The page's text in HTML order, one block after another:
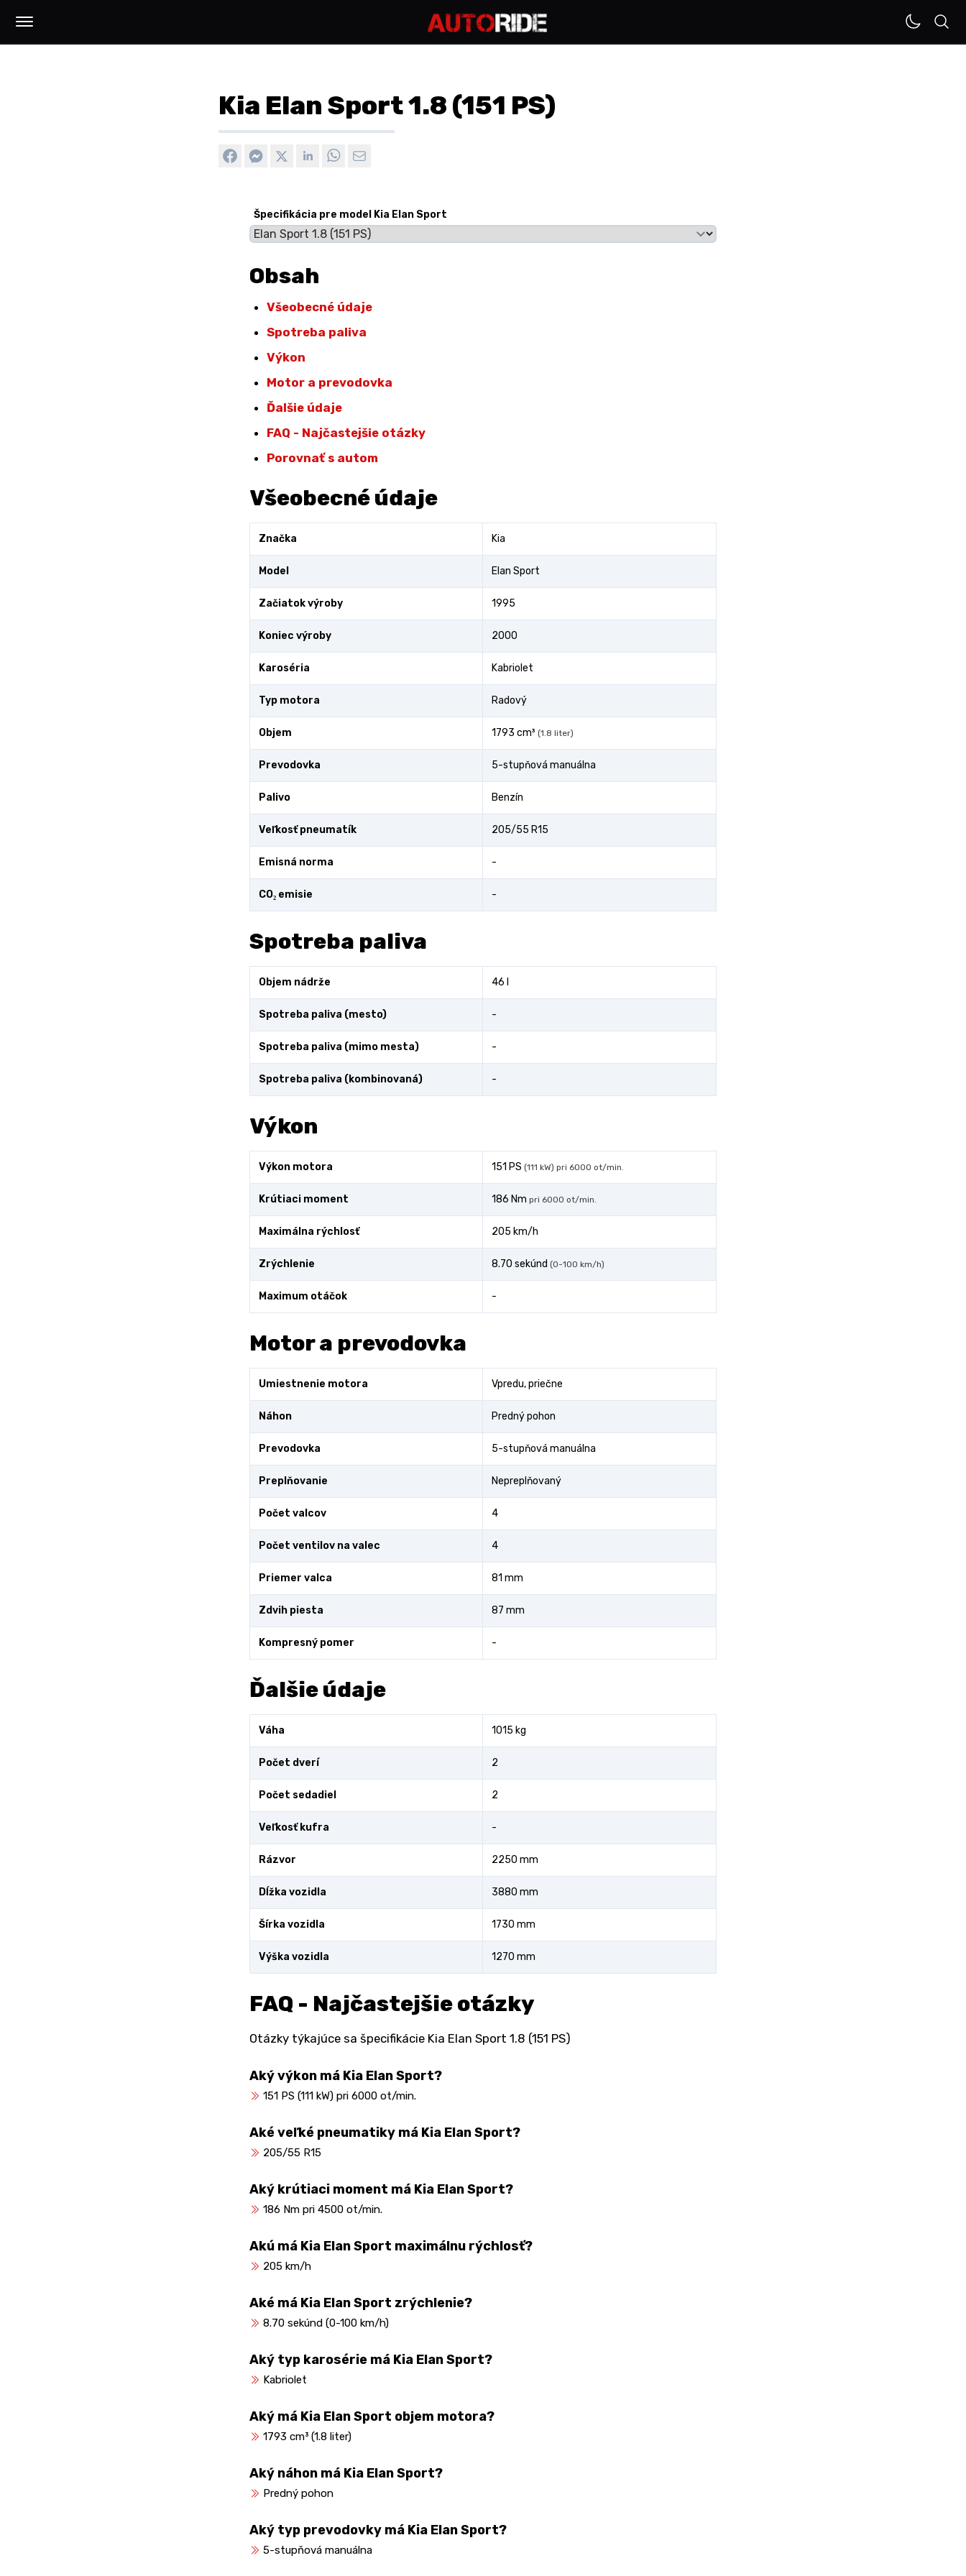
Kia Elan Sport 1.8 (151 PS)
Špecifikácia pre model Kia Elan Sport
Obsah
Všeobecné údaje
Spotreba paliva
Výkon
Motor a prevodovka
Ďalšie údaje
FAQ - Najčastejšie otázky
Porovnať s autom
Všeobecné údaje
Značka Kia
Model Elan Sport
Začiatok výroby 1995
Koniec výroby 2000
Karoséria Kabriolet
Typ motora Radový
Objem 1793 cm³ (1.8 liter)
Prevodovka 5-stupňová manuálna
Palivo Benzín
Veľkosť pneumatík 205/55 R15
Emisná norma -
CO₂ emisie -
Spotreba paliva
Objem nádrže 46 l
Spotreba paliva (mesto) -
Spotreba paliva (mimo mesta) -
Spotreba paliva (kombinovaná) -
Výkon
Výkon motora 151 PS (111 kW) pri 6000 ot/min.
Krútiaci moment 186 Nm pri 6000 ot/min.
Maximálna rýchlosť 205 km/h
Zrýchlenie 8.70 sekúnd (0-100 km/h)
Maximum otáčok -
Motor a prevodovka
Umiestnenie motora Vpredu, priečne
Náhon Predný pohon
Prevodovka 5-stupňová manuálna
Preplňovanie Nepreplňovaný
Počet valcov 4
Počet ventilov na valec 4
Priemer valca 81 mm
Zdvih piesta 87 mm
Kompresný pomer -
Ďalšie údaje
Váha 1015 kg
Počet dverí 2
Počet sedadiel 2
Veľkosť kufra -
Rázvor 2250 mm
Dĺžka vozidla 3880 mm
Šírka vozidla 1730 mm
Výška vozidla 1270 mm
FAQ - Najčastejšie otázky
Otázky týkajúce sa špecifikácie Kia Elan Sport 1.8 (151 PS)
Aký výkon má Kia Elan Sport?
151 PS (111 kW) pri 6000 ot/min.
Aké veľké pneumatiky má Kia Elan Sport?
205/55 R15
Aký krútiaci moment má Kia Elan Sport?
186 Nm pri 4500 ot/min.
Akú má Kia Elan Sport maximálnu rýchlosť?
205 km/h
Aké má Kia Elan Sport zrýchlenie?
8.70 sekúnd (0-100 km/h)
Aký typ karosérie má Kia Elan Sport?
Kabriolet
Aký má Kia Elan Sport objem motora?
1793 cm³ (1.8 liter)
Aký náhon má Kia Elan Sport?
Predný pohon
Aký typ prevodovky má Kia Elan Sport?
5-stupňová manuálna